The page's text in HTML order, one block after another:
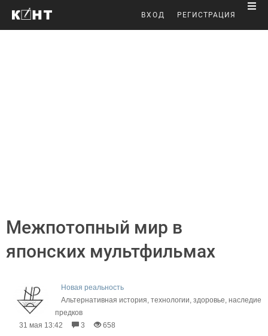
ВХОД РЕГИСТРАЦИЯ
Межпотопный мир в
японских мультфильмах
Новая реальность
Альтернативная история, технологии, здоровье, наследие
предков
31 мая 13:42
3 658